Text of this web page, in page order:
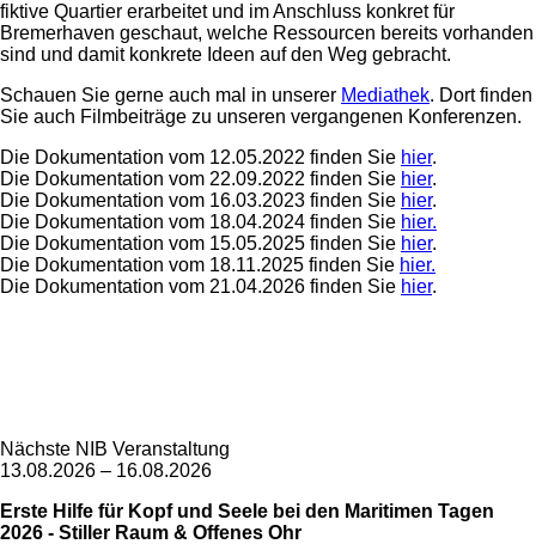
fiktive Quartier erarbeitet und im Anschluss konkret für
Bremerhaven geschaut, welche Ressourcen bereits vorhanden
sind und damit konkrete Ideen auf den Weg gebracht.
Schauen Sie gerne auch mal in unserer Mediathek. Dort finden
Sie auch Filmbeiträge zu unseren vergangenen Konferenzen.
Die Dokumentation vom 12.05.2022 finden Sie hier.
Die Dokumentation vom 22.09.2022 finden Sie hier.
Die Dokumentation vom 16.03.2023 finden Sie hier.
Die Dokumentation vom 18.04.2024 finden Sie hier.
Die Dokumentation vom 15.05.2025 finden Sie hier.
Die Dokumentation vom 18.11.2025 finden Sie hier.
Die Dokumentation vom 21.04.2026 finden Sie hier.
Nächste NIB Veranstaltung
13.08.2026 – 16.08.2026
Erste Hilfe für Kopf und Seele bei den Maritimen Tagen
2026 - Stiller Raum & Offenes Ohr